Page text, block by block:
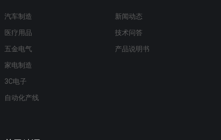
汽车制造
医疗用品
五金电气
家电制造
3C电子
自动化产线
新闻动态
技术问答
产品说明书